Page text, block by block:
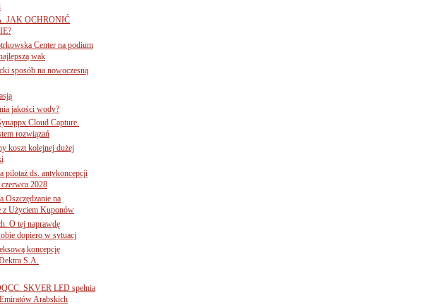
JAK OCHRONIĆ
Center na podium
wak
sposób na nowoczesną
jakości wody?
Cloud Capture.
rozwiązań
koszt kolejnej dużej
pilotaż ds. antykoncepcji
2028
Oszczędzanie na
z Użyciem Kuponów
O tej naprawdę
dopiero w sytuacj
koncepcję
S.A.
SKVER LED spełnia
Arabskich